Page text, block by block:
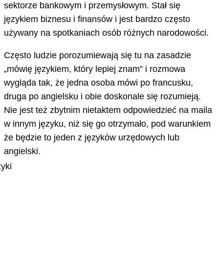
sektorze bankowym i przemysłowym. Stał się
językiem biznesu i finansów i jest bardzo często
używany na spotkaniach osób różnych narodowości.
Często ludzie porozumiewają się tu na zasadzie
„mówię językiem, który lepiej znam” i rozmowa
wygląda tak, że jedna osoba mówi po francusku,
druga po angielsku i obie doskonale się rozumieją.
Nie jest też zbytnim nietaktem odpowiedzieć na maila
w innym języku, niż się go otrzymało, pod warunkiem
że będzie to jeden z języków urzędowych lub
angielski.